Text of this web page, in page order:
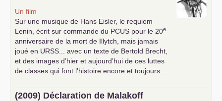
Un film
Sur une musique de Hans Eisler, le requiem
Lenin, écrit sur commande du PCUS pour le 20e
anniversaire de la mort de Illytch, mais jamais
joué en URSS ... avec un texte de Bertold Brecht,
et des images d’hier et aujourd’hui de ces luttes
de classes qui font l’histoire encore et toujours...
(2009) Déclaration de Malakoff